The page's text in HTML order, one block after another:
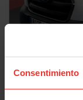
Consentimiento
Ford Transit